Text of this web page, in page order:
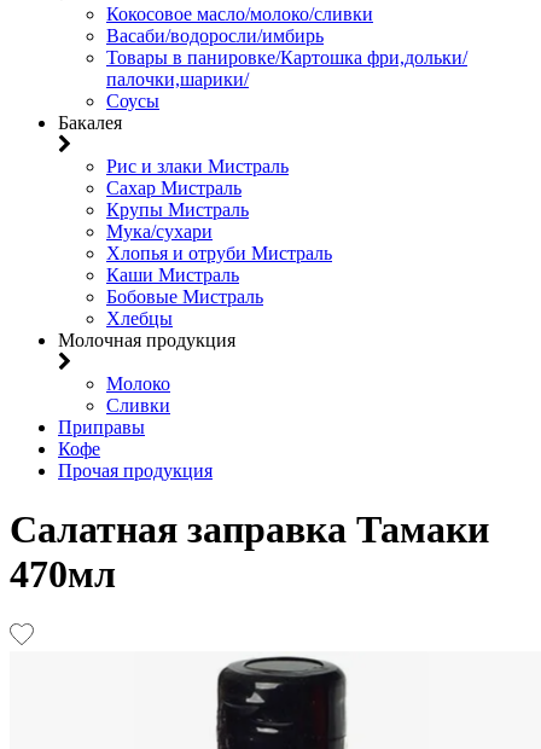
Кокосовое масло/молоко/сливки
Васаби/водоросли/имбирь
Товары в панировке/Картошка фри,дольки/
палочки,шарики/
Соусы
Бакалея
Рис и злаки Мистраль
Сахар Мистраль
Крупы Мистраль
Мука/сухари
Хлопья и отруби Мистраль
Каши Мистраль
Бобовые Мистраль
Хлебцы
Молочная продукция
Молоко
Сливки
Приправы
Кофе
Прочая продукция
Салатная заправка Тамаки
470мл